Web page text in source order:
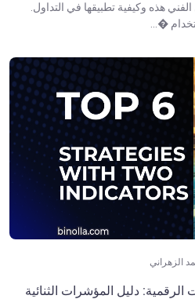
هذه وكيفية تطبيقها في التداول.
�...
الزهراني